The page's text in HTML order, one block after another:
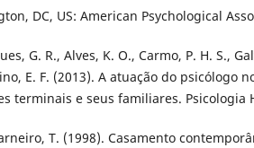
DC, US: American Psychological
G. R., Alves, K. O., Carmo, P. H. S.,
E. F. (2013). A atuação do psicólogo
terminais e seus familiares. Psicologia
T. (1998). Casamento